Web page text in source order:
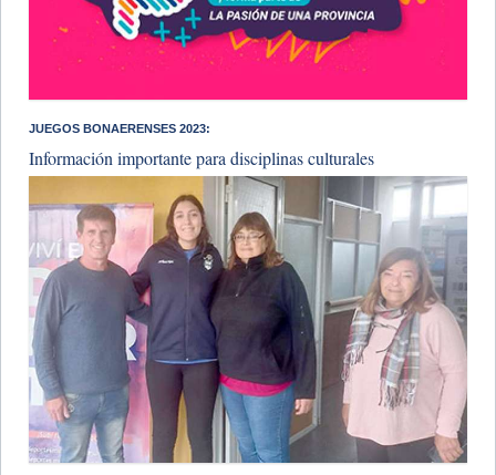
JUEGOS BONAERENSES 2023:
Información importante para disciplinas culturales